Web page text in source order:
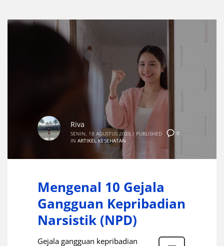
0
Riva
SENIN, 18 AGUSTUS 2025 / PUBLISHED
IN ARTIKEL KESEHATAN
Mengenal 10 Gejala
Gangguan Kepribadian
Narsistik (NPD)
Gejala gangguan kepribadian